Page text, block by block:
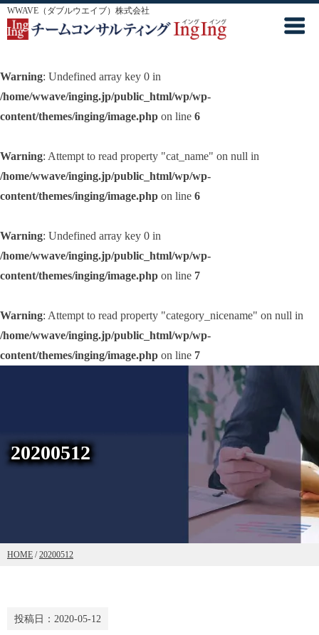
WWAVE（ダブルウエイブ）株式会社
Warning: Undefined array key 0 in
/home/wwave/inging.jp/public_html/wp/wp-
content/themes/inging/image.php on line 6
Warning: Attempt to read property "cat_name" on null in
/home/wwave/inging.jp/public_html/wp/wp-
content/themes/inging/image.php on line 6
Warning: Undefined array key 0 in
/home/wwave/inging.jp/public_html/wp/wp-
content/themes/inging/image.php on line 7
Warning: Attempt to read property "category_nicename" on null in
/home/wwave/inging.jp/public_html/wp/wp-
content/themes/inging/image.php on line 7
20200512
HOME /20200512
投稿日： 2020-05-12